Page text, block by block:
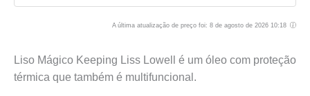
A última atualização de preço foi: 8 de agosto de 2026 10:18
Liso Mágico Keeping Liss Lowell é um óleo com proteção
térmica que também é multifuncional.